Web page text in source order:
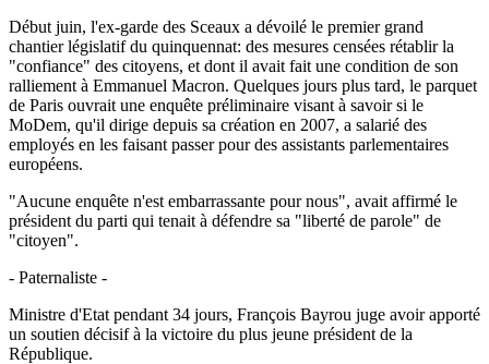
Début juin, l'ex-garde des Sceaux a dévoilé le premier grand
chantier législatif du quinquennat: des mesures censées rétablir la
"confiance" des citoyens, et dont il avait fait une condition de son
ralliement à Emmanuel Macron. Quelques jours plus tard, le parquet
de Paris ouvrait une enquête préliminaire visant à savoir si le
MoDem, qu'il dirige depuis sa création en 2007, a salarié des
employés en les faisant passer pour des assistants parlementaires
européens.
"Aucune enquête n'est embarrassante pour nous", avait affirmé le
président du parti qui tenait à défendre sa "liberté de parole" de
"citoyen".
- Paternaliste -
Ministre d'Etat pendant 34 jours, François Bayrou juge avoir apporté
un soutien décisif à la victoire du plus jeune président de la
République.